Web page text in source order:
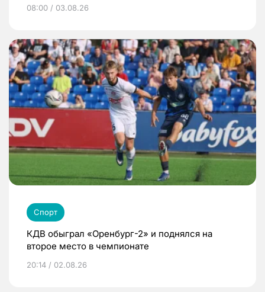
08:00 / 03.08.26
Спорт
КДВ обыграл «Оренбург-2» и поднялся на
второе место в чемпионате
20:14 / 02.08.26